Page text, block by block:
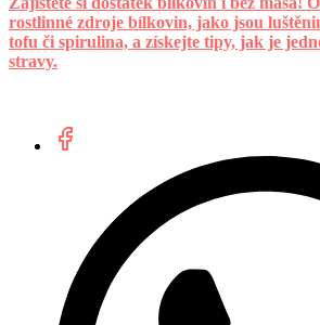
rostlinné zdroje bílkovin, jako jsou
tofu či spirulina, a získejte tipy, jak je
stravy.